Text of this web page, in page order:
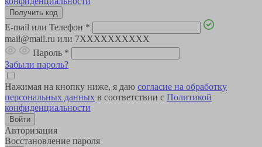
E-mail или Телефон *
mail@mail.ru или 7XXXXXXXXXX
Пароль *
Забыли пароль?
Нажимая на кнопку ниже, я даю согласие на обработку
персональных данных в соответствии с Политикой
конфиденциальности
Авторизация
Восстановление пароля